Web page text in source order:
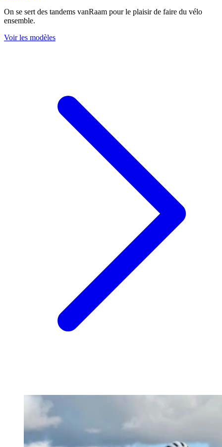
On se sert des tandems vanRaam pour le plaisir de faire du vélo
ensemble.
Voir les modèles